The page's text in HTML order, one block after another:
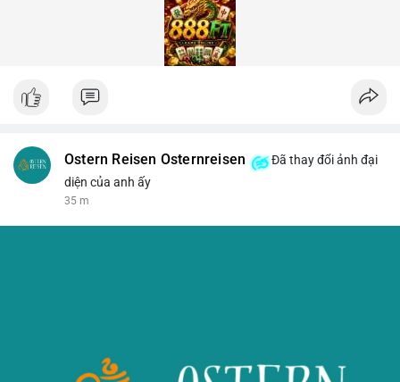
Ostern Reisen Osternreisen
Đã thay đổi ảnh đại
diện của anh ấy
35 m